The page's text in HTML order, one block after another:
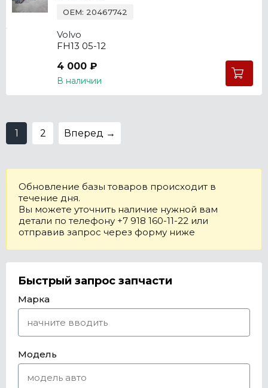
OEM: 20467742
Volvo
FH13 05-12
4 000 ₽
В наличии
1 2 Вперед →
Обновление базы товаров происходит в
течение дня.
Вы можете уточнить наличие нужной вам
детали по телефону +7 918 160-11-22 или
отправив запрос через форму ниже
Быстрый запрос запчасти
Марка
Модель